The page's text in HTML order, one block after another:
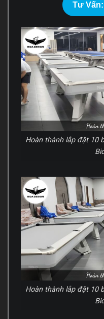
Tư Vấn:
Hoàn thành lắp đặt 10
Hoàn thành lắp đặt 10